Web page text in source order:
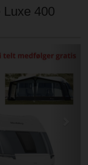
400
Next